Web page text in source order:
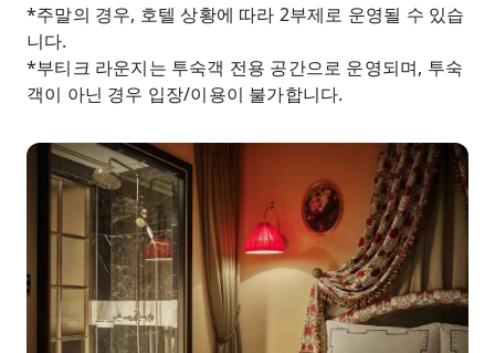
*주말의 경우, 호텔 상황에 따라 2부제로 운영될 수 있습
니다.
*부티크 라운지는 투숙객 전용 공간으로 운영되며, 투숙
객이 아닌 경우 입장/이용이 불가합니다.